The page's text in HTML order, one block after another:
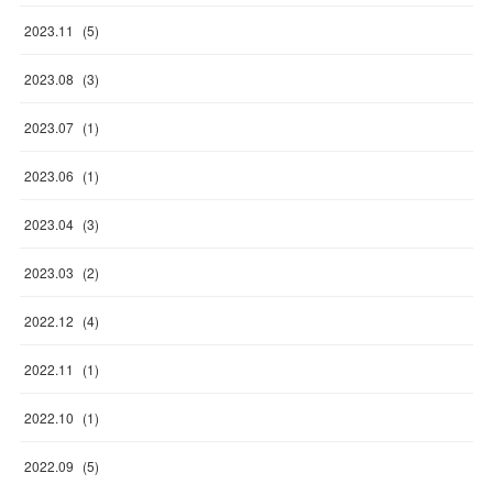
2023.11 (5)
2023.08 (3)
2023.07 (1)
2023.06 (1)
2023.04 (3)
2023.03 (2)
2022.12 (4)
2022.11 (1)
2022.10 (1)
2022.09 (5)